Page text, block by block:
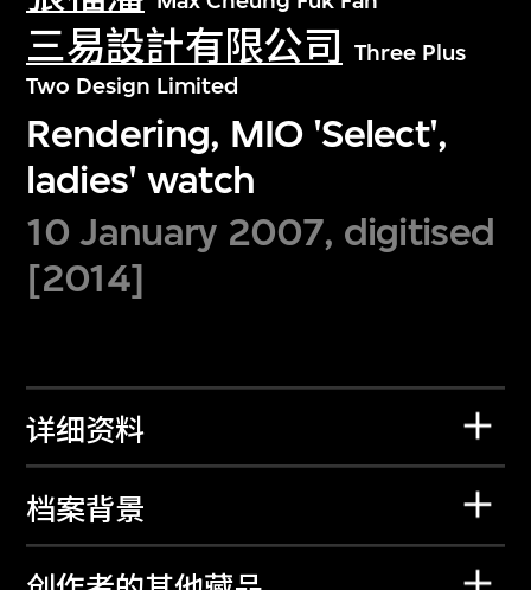
三易設計有限公司
Three Plus
Two Design Limited
Rendering, MIO 'Select',
ladies' watch
10 January 2007, digitised
[2014]
详细资料
档案背景